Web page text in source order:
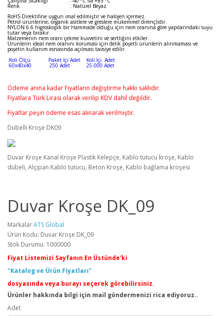
Renk : Natürel Beyaz
RoHS Direktifine uygun imal edilmiştir ve halojen içermez.
Petrol ürünlerine, organik asitlere ve greslere mükemmel dirençlidir.
NYLON 6.6 higroskopik bir Hammade olduğu için nem oranına göre yapılarındaki suyu
tutar veya bırakır.
Malzemenin nem oranı çekme kuvvetini ve sertliğini etkiler.
Ürünlerin ideal nem oranını koruması için delik poşetli ürünlerin alınmaması ve
poşetin kullanım esnasında açılması tavsiye edilir.
Koli Ölçü Paket İçi Adet Koli İçi Adet
60x40x40 250 Adet 25.000 Adet
Ödeme anına kadar Fiyatların değiştirme hakkı saklıdır.
Fiyatlara Türk Lirası olarak verilip KDV dahil değildir.
Fiyatlar peşin ödeme esas alınarak verilmiştir.
Dübelli Kroşe DK09
Duvar Kroşe Kanal Kroşe Plastik Kelepçe, Kablo tutucu kroşe, Kablo
dübeli, Alçıpan Kablo tutucu, Beton Kroşe, Kablo bağlama kroşesi
Duvar Kroşe DK_09
MarkalarATS Global
Ürün Kodu: Duvar Kroşe DK_09
Stok Durumu: 1000000
Fiyat Listemizi Sayfanın En Üstünde'ki
"Katalog ve Ürün Fiyatları"
dosyasında veya burayı seçerek görebilirsiniz.
Ürünler hakkında bilgi için mail göndermenizi rica ediyoruz..
Adet